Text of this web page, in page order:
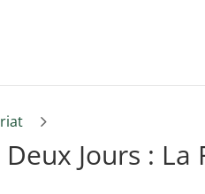
5
Jours :